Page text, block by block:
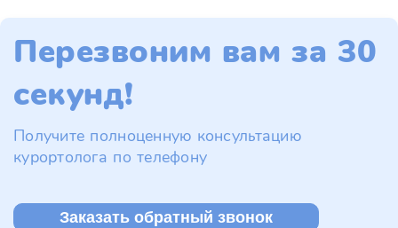
Перезвоним вам за 30
секунд!
Получите полноценную консультацию
курортолога по телефону
Заказать обратный звонок